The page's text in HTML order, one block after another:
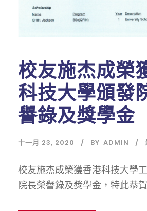
校友施杰成榮
科技大學頒發
譽錄及獎學金
十一月 23, 2020 BY ADMIN
校友施杰成榮獲香港科技大學
院長榮譽錄及獎學金，特此恭賀